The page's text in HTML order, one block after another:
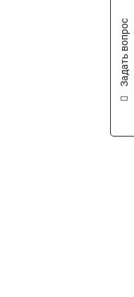
Задать вопрос